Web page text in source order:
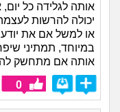
אותה לגלידה כל
יכולה להרשות
או למשל אם את
במיוחד, תמתיני
אותה אם מתחשק לה
0